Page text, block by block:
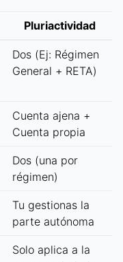
Pluriactividad
Dos (Ej: Régimen
General + RETA)
Cuenta ajena +
Cuenta propia
Dos (una por
régimen)
Tu gestionas la
parte autónoma
Solo aplica a la